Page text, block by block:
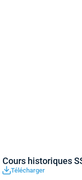
Cours historiques
Télécharger